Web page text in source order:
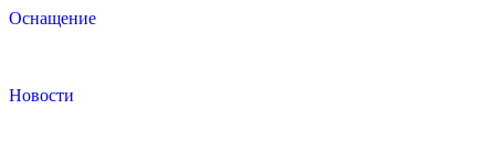
Оснащение
Новости